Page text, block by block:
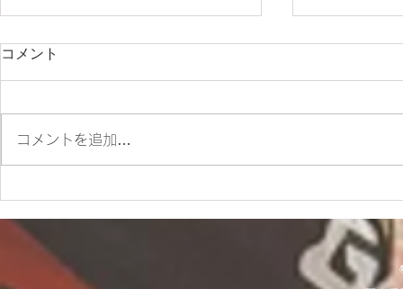
お知らせ☆
コメント
コメントを追加…